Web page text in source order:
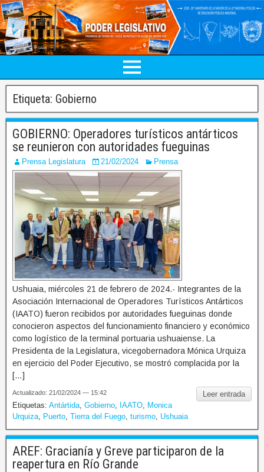
Etiqueta: Gobierno
GOBIERNO: Operadores turísticos antárticos
se reunieron con autoridades fueguinas
Prensa Legislatura 21/02/2024 Prensa
Ushuaia, miércoles 21 de febrero de 2024.- Integrantes de la
Asociación Internacional de Operadores Turísticos Antárticos
(IAATO) fueron recibidos por autoridades fueguinas donde
conocieron aspectos del funcionamiento financiero y económico
como logístico de la terminal portuaria ushuaiense. La
Presidenta de la Legislatura, vicegobernadora Mónica Urquiza
en ejercicio del Poder Ejecutivo, se mostró complacida por la
[…]
Leer entrada
Actualizado: 21/02/2024 — 15:42
Etiquetas: Antártida Gobierno IAATO
Monica
Urquiza
Puerto Tierra del Fuego turismo Ushuaia
AREF: Gracianía y Greve participaron de la
reapertura en Río Grande